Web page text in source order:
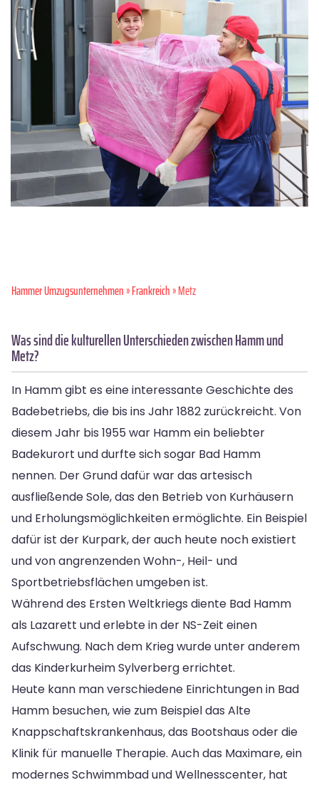
Hammer Umzugsunternehmen»Frankreich» Metz
Was sind die kulturellen Unterschieden zwischen Hamm und
Metz?
In Hamm gibt es eine interessante Geschichte des
Badebetriebs, die bis ins Jahr 1882 zurückreicht. Von
diesem Jahr bis 1955 war Hamm ein beliebter
Badekurort und durfte sich sogar Bad Hamm
nennen. Der Grund dafür war das artesisch
ausfließende Sole, das den Betrieb von Kurhäusern
und Erholungsmöglichkeiten ermöglichte. Ein Beispiel
dafür ist der Kurpark, der auch heute noch existiert
und von angrenzenden Wohn-, Heil- und
Sportbetriebsflächen umgeben ist.
Während des Ersten Weltkriegs diente Bad Hamm
als Lazarett und erlebte in der NS-Zeit einen
Aufschwung. Nach dem Krieg wurde unter anderem
das Kinderkurheim Sylverberg errichtet.
Heute kann man verschiedene Einrichtungen in Bad
Hamm besuchen, wie zum Beispiel das Alte
Knappschaftskrankenhaus, das Bootshaus oder die
Klinik für manuelle Therapie. Auch das Maximare, ein
modernes Schwimmbad und Wellnesscenter, hat